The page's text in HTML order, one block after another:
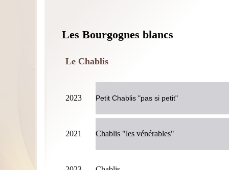
Les Bourgognes blancs
Le Chablis
2023 Petit Chablis "pas si petit"
2021 Chablis "les vénérables"